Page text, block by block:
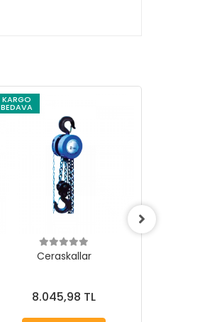
KARGO
BEDAVA
Ceraskallar
8.045,98 TL